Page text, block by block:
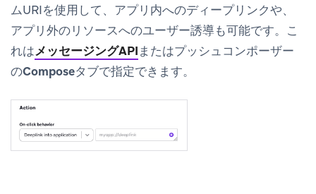
ムURIを使用して、アプリ内へのディープリンクや、
アプリ外のリソースへのユーザー誘導も可能です。こ
れはメッセージングAPIまたはプッシュコンポーザー
のComposeタブで指定できます。